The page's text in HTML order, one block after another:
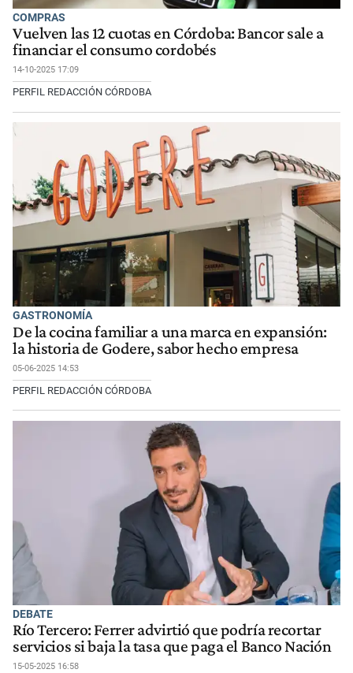
COMPRAS
Vuelven las 12 cuotas en Córdoba: Bancor sale a
financiar el consumo cordobés
14-10-2025 17:09
PERFIL REDACCIÓN CÓRDOBA
GASTRONOMÍA
De la cocina familiar a una marca en expansión:
la historia de Godere, sabor hecho empresa
05-06-2025 14:53
PERFIL REDACCIÓN CÓRDOBA
DEBATE
Río Tercero: Ferrer advirtió que podría recortar
servicios si baja la tasa que paga el Banco Nación
15-05-2025 16:58